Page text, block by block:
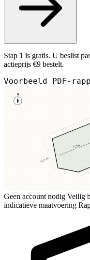
Stap 1 is gratis. U beslist
actieprijs €9 bestelt.
Voorbeeld PDF-
N
7,2 m
8,2 m
Geen account nodig Veilig
indicatieve maatvoering